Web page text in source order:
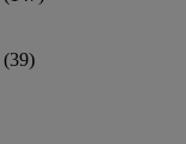
(39)